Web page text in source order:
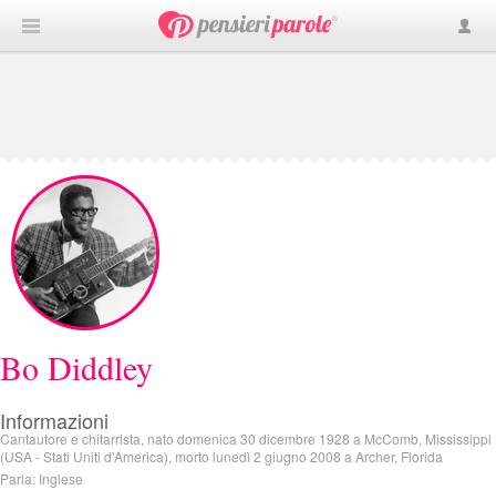
Bo Diddley
Informazioni
Cantautore e chitarrista, nato domenica 30 dicembre 1928 a McComb, Mississippi
(USA - Stati Uniti d'America), morto lunedì 2 giugno 2008 a Archer, Florida
Parla: Inglese